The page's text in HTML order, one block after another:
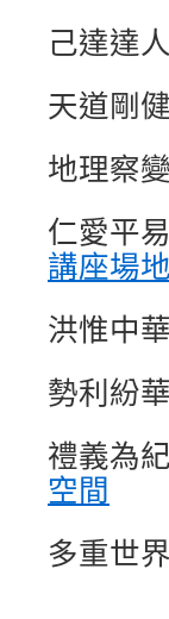
己達達
天道剛
地理察
仁愛平
講座場地
洪惟中
勢利紛
禮義為
空間
多重世